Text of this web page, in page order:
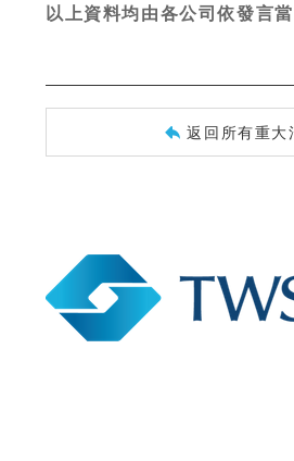
以上資料均由各公司依發言
返回所有重大